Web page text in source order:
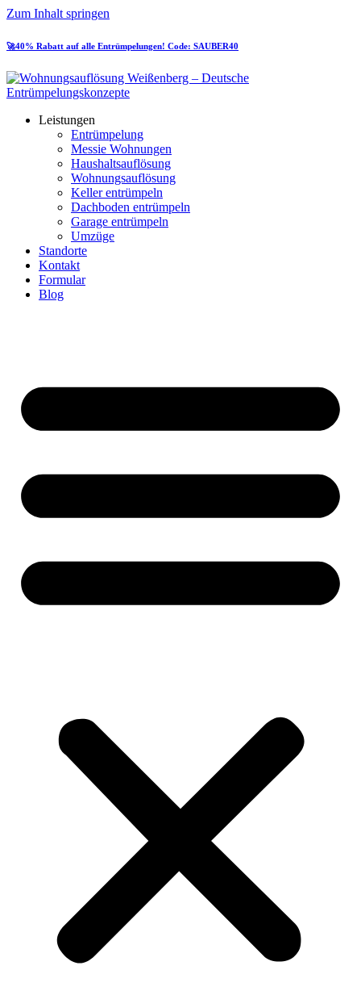
Zum Inhalt springen
🚀40% Rabatt auf alle Entrümpelungen! Code: SAUBER40
Leistungen
Entrümpelung
Messie Wohnungen
Haushaltsauflösung
Wohnungsauflösung
Keller entrümpeln
Dachboden entrümpeln
Garage entrümpeln
Umzüge
Standorte
Kontakt
Formular
Blog